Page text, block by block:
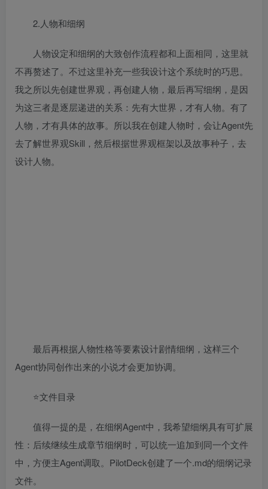
2.人物和细纲
人物设定和细纲的大致创作流程都和上面相同，这里就
不再赘述了。不过这里补充一些我设计这个系统时的巧思。
我之所以先创建世界观，再创建人物，最后再写细纲，是因
为这三者是逐层递进的关系：先有大世界，才有人物。有了
人物，才有具体的故事。所以我在创建人物时，会让Agent先
去了解世界观Skill，然后根据世界观框架以及故事种子，去
设计人物。
最后再根据人物性格等要素设计剧情细纲，这样三个
Agent协同创作出来的小说才会更加协调。
⭐文件目录
值得一提的是，在细纲Agent中，我希望细纲具有可扩展
性：后续继续生成章节细纲时，可以统一追加到同一个文件
中，方便主Agent调取。PilotDeck创建了一个.md的细纲记录
文件。